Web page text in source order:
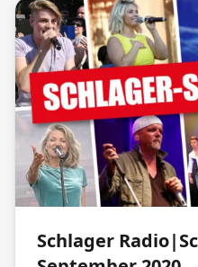
Schlager